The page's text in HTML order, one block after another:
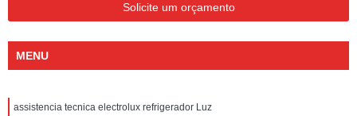
Solicite um orçamento
MENU
assistencia tecnica electrolux refrigerador Luz